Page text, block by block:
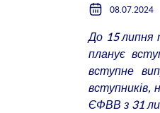
08.07.2024
До 15 липня
планує
вступне
вступників,
ЄФВВ з 31